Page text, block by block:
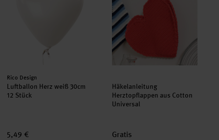
Hersteller:
Rico Design
Luftballon Herz weiß 30cm
12 Stück
5,49 €
Häkelanleitung
Herztopflappen aus Cotton
Universal
Gratis